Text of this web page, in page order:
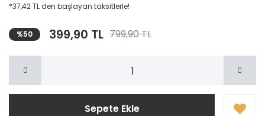
*37,42 TL den başlayan taksitlerle!
%50 399,90 TL 799,90 TL
Sepete Ekle